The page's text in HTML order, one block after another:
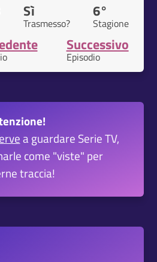
Sì
Trasmesso?
6°
Stagione
Successivo
Episodio
a guardare Serie TV,
come "viste" per
traccia!